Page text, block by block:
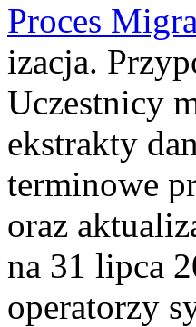
Proces
izacja.
Uczestnicy
ekstrakty
terminowe
oraz
na 31 lipca
operatorzy